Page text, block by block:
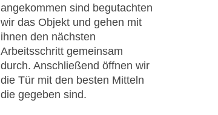
angekommen sind begutachten
wir das Objekt und gehen mit
ihnen den nächsten
Arbeitsschritt gemeinsam
durch. Anschließend öffnen wir
die Tür mit den besten Mitteln
die gegeben sind.